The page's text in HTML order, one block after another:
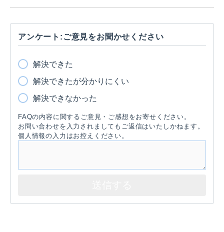
アンケート:ご意見をお聞かせください
解決できた
解決できたが分かりにくい
解決できなかった
FAQの内容に関するご意見・ご感想をお寄せください。
お問い合わせを入力されましてもご返信はいたしかねます。
個人情報の入力はお控えください。